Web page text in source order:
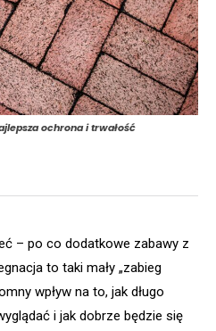
ochrona i trwałość
– po co dodatkowe zabawy z
to taki mały „zabieg
wpływ na to, jak długo
i jak dobrze będzie się